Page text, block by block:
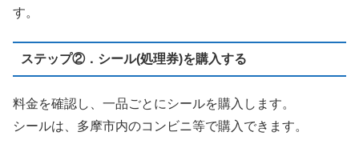
す。
ステップ②．シール(処理券)を購入する
料金を確認し、一品ごとにシールを購入します。
シールは、多摩市内のコンビニ等で購入できます。